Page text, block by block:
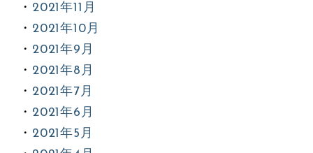
2021年11月
2021年10月
2021年9月
2021年8月
2021年7月
2021年6月
2021年5月